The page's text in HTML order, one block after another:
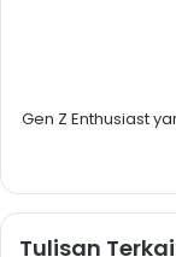
Gen Z Enthusiast
Tulisan